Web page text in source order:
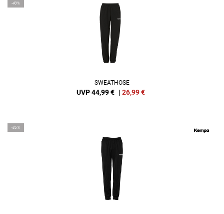
-40%
SWEATHOSE
UVP 44,99 € | 26,99€
-35%